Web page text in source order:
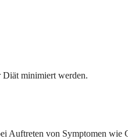
Diät minimiert werden.
Auftreten von Symptomen wie